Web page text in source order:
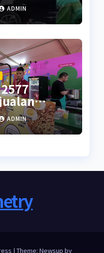
ADMIN
ADMIN
| Theme: Newsup by